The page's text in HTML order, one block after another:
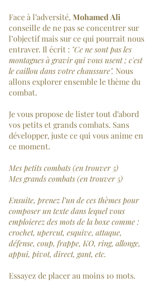
Face à l’adversité, Mohamed Ali
conseille de ne pas se concentrer sur
l’objectif mais sur ce qui pourrait nous
entraver. Il écrit : "Ce ne sont pas les
montagnes à gravir qui vous usent ; c'est
le caillou dans votre chaussure". Nous
allons explorer ensemble le thème du
combat.
Je vous propose de lister tout d’abord
vos petits et grands combats. Sans
développer, juste ce qui vous anime en
ce moment.
Mes petits combats (en trouver 5)
Mes grands combats (en trouver 5)
Ensuite, prenez l’un de ces thèmes pour
composer un texte dans lequel vous
emploierez des mots de la boxe comme :
crochet, upercut, esquive, attaque,
défense, coup, frappe, KO, ring, allonge,
appui, pivot, direct, gant, etc.
Essayez de placer au moins 10 mots.